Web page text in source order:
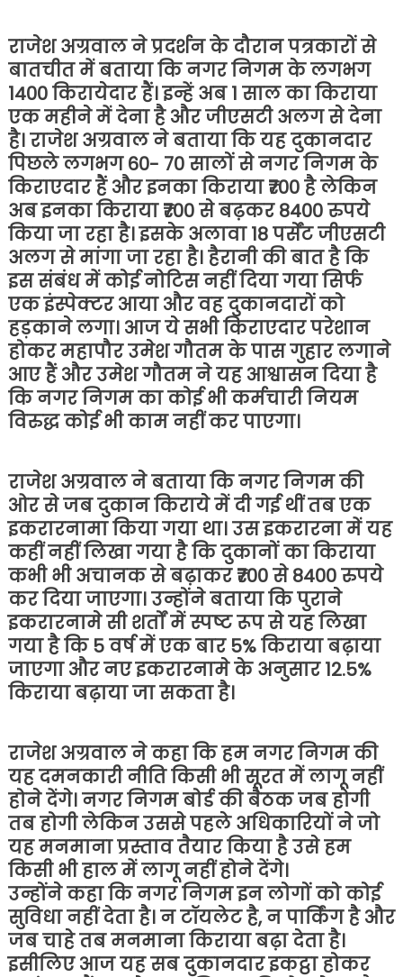
राजेश अग्रवाल ने प्रदर्शन के दौरान पत्रकारों से
बातचीत में बताया कि नगर निगम के लगभग
1400 किरायेदार हैं। इन्हें अब 1 साल का किराया
एक महीने में देना है और जीएसटी अलग से देना
है। राजेश अग्रवाल ने बताया कि यह दुकानदार
पिछले लगभग 60- 70 सालों से नगर निगम के
किराएदार हैं और इनका किराया ₹700 है लेकिन
अब इनका किराया ₹700 से बढ़कर 8400 रुपये
किया जा रहा है। इसके अलावा 18 पर्सेंट जीएसटी
अलग से मांगा जा रहा है। हैरानी की बात है कि
इस संबंध में कोई नोटिस नहीं दिया गया सिर्फ
एक इंस्पेक्टर आया और वह दुकानदारों को
हड़काने लगा। आज ये सभी किराएदार परेशान
होकर महापौर उमेश गौतम के पास गुहार लगाने
आए हैं और उमेश गौतम ने यह आश्वासन दिया है
कि नगर निगम का कोई भी कर्मचारी नियम
विरुद्ध कोई भी काम नहीं कर पाएगा।
राजेश अग्रवाल ने बताया कि नगर निगम की
ओर से जब दुकान किराये में दी गई थीं तब एक
इकरारनामा किया गया था। उस इकरारना में यह
कहीं नहीं लिखा गया है कि दुकानों का किराया
कभी भी अचानक से बढ़ाकर ₹700 से 8400 रुपये
कर दिया जाएगा। उन्होंने बताया कि पुराने
इकरारनामे सी शर्तों में स्पष्ट रूप से यह लिखा
गया है कि 5 वर्ष में एक बार 5% किराया बढ़ाया
जाएगा और नए इकरारनामे के अनुसार 12.5%
किराया बढ़ाया जा सकता है।
राजेश अग्रवाल ने कहा कि हम नगर निगम की
यह दमनकारी नीति किसी भी सूरत में लागू नहीं
होने देंगे। नगर निगम बोर्ड की बैठक जब होगी
तब होगी लेकिन उससे पहले अधिकारियों ने जो
यह मनमाना प्रस्ताव तैयार किया है उसे हम
किसी भी हाल में लागू नहीं होने देंगे।
उन्होंने कहा कि नगर निगम इन लोगों को कोई
सुविधा नहीं देता है। न टॉयलेट है, न पार्किंग है और
जब चाहे तब मनमाना किराया बढ़ा देता है।
इसीलिए आज यह सब दुकानदार इकट्ठा होकर